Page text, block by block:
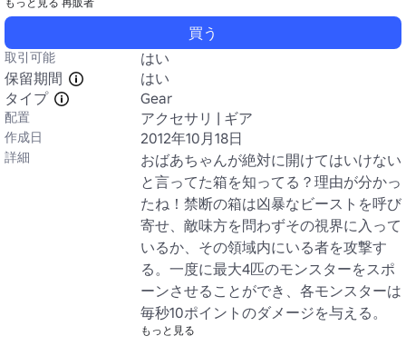
買う
取引可能
はい
保留期間
はい
タイプ
Gear
配置 アクセサリ | ギア
作成日 2012年10月18日
詳細
おばあちゃんが絶対に開けてはいけない
と言ってた箱を知ってる？理由が分かっ
たね！禁断の箱は凶暴なビーストを呼び
寄せ、敵味方を問わずその視界に入って
いるか、その領域内にいる者を攻撃す
る。一度に最大4匹のモンスターをスポ
ーンさせることができ、各モンスターは
毎秒10ポイントのダメージを与える。
もっと見る